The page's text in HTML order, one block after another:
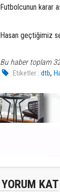
Futbolcunun karar
Hasan geçtiğimiz
Bu haber toplam
Etiketler : dtb,
YORUM KAT